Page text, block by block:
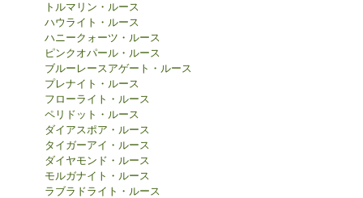
トルマリン・ルース
ハウライト・ルース
ハニークォーツ・ルース
ピンクオパール・ルース
ブルーレースアゲート・ルース
プレナイト・ルース
フローライト・ルース
ペリドット・ルース
ダイアスポア・ルース
タイガーアイ・ルース
ダイヤモンド・ルース
モルガナイト・ルース
ラブラドライト・ルース